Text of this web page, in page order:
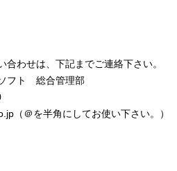
わせは、下記までご連絡下さい。
フト 総合管理部
（＠を半角にしてお使い下さい。）